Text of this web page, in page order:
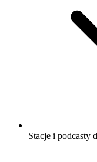
Stacje i podcasty